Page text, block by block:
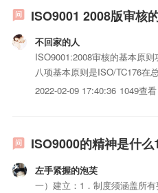
ISO9001 2008版审核
不回家的人
ISO9001:2008审核的基本原
八项基本原则是ISO/TC176在
础上，用高度概括、易于理解
2022-02-09 17:40:36 1049查看
ISO9000的精神是什么
左手紧握的泡芙
一）建立：1．制度须涵盖所